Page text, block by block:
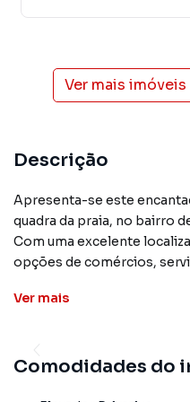
Ver mais imóveis
Descrição
Apresenta-se este
quadra da praia, no bairro
Com uma excelente
opções de comércios,
acabamentos de qualidade
Ver mais
Comodidades do